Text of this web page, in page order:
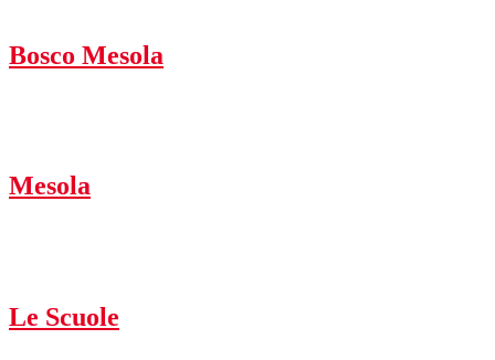
Bosco Mesola
Mesola
Le Scuole